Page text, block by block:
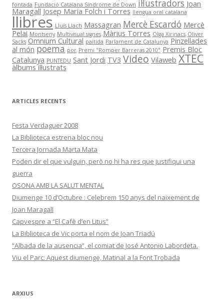
fontada Fundació Catalana Síndrome de Down il·lustradors Joan
Maragall Josep Maria Folch i Torres llengua oral catalana
llibres Lluís Llach Massagran Mercè Escardó Mercè
Pelai Montseny Multivisual signes Màrius Torres Olga Xirinacs Oliver
Sacks Omnium Cultural paitida Parlament de Catalunya Pinzellades
al món poema por Premi "Romper Barreras 2010" Premis Bloc
Catalunya PUNTEDU Sant Jordi TV3 Video Vilaweb XTEC
àlbums il·lustrats
ARTICLES RECENTS
Festa Verdaguer 2008
La Biblioteca estrena bloc nou
Tercera Jornada Marta Mata
Poden dir el que vulguin, però no hi ha res que justifiqui una
guerra
OSONA AMB LA SALUT MENTAL
Diumenge 10 d’Octubre : Celebrem 150 anys del naixement de
Joan Maragall
Capvespre a “El Cafè d’en Litus”
La Biblioteca de Vic porta el nom de Joan Triadú
“Albada de la ausencia”, el comiat de José Antonio Labordeta.
Viu el Parc: Aquest diumenge, Matinal a la Font Trobada
ARXIUS